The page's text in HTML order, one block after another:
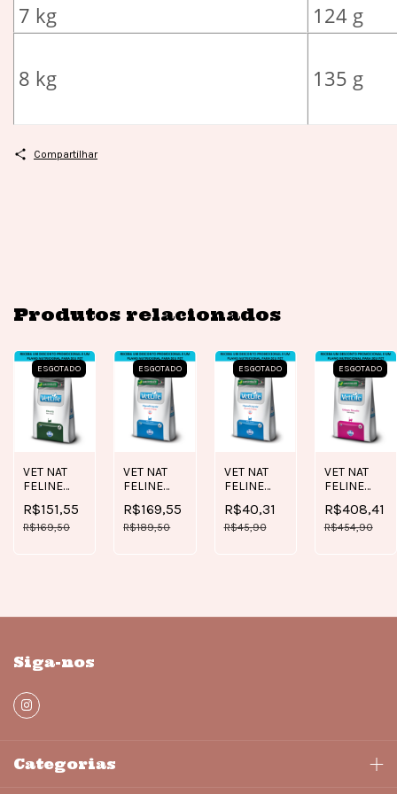
7 kg
124 g
8 kg 135 g
Compartilhar
Produtos relacionados
ESGOTADO
VET NAT
FELINE
OBESITY 2
KG
R$151,55
R$169,50
ESGOTADO
VET NAT
FELINE
HYPOALLERGENIC
PORK E
POTATO 2
R$169,55
R$189,50
ESGOTADO
VET NAT
FELINE
HYPOALLERGENIC
PORK E
POTATO
R$40,31
R$45,90
ESGOTADO
VET NAT
FELINE
STRUVITE
7,5 KG
R$408,41
R$454,90
Siga-nos
Categorias